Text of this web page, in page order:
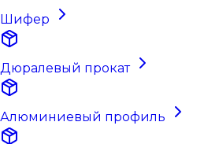
Шифер
Дюралевый прокат
Алюминиевый профиль